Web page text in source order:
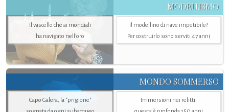
MODELLISMO
Il vascello che ai mondiali
ha navigato nell’oro
Il modellino di nave irripetibile?
Per costruirlo sono serviti 47 anni
MONDO SOMMERSO
Capo Galera, la "prigione"
Immersioni nei relitti: